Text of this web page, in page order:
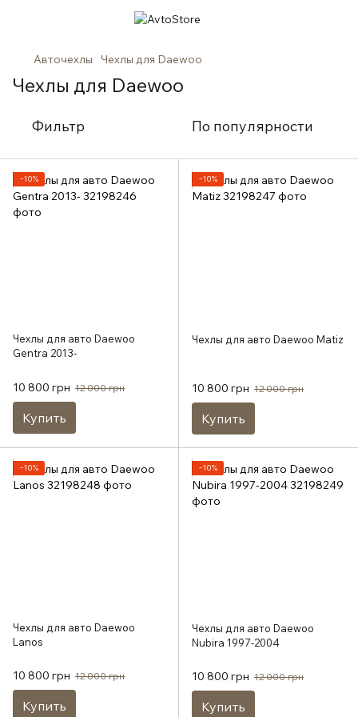
Авточехлы Чехлы для Daewoo
Чехлы для Daewoo
Фильтр По популярности
−10%
Чехлы для авто Daewoo
Gentra 2013-
10 800 грн 12 000 грн
Купить
−10%
Чехлы для авто Daewoo Matiz
10 800 грн 12 000 грн
Купить
−10%
Чехлы для авто Daewoo
Lanos
10 800 грн 12 000 грн
Купить
−10%
Чехлы для авто Daewoo
Nubira 1997-2004
10 800 грн 12 000 грн
Купить